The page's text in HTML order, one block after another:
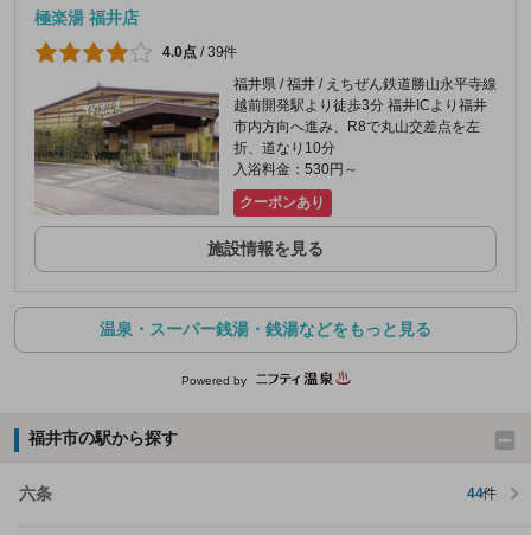
極楽湯 福井店
4.0点 /39件
福井県 / 福井 / えちぜん鉄道勝山永平寺線
越前開発駅より徒歩3分 福井ICより福井
市内方向へ進み、R8で丸山交差点を左
折、道なり10分
入浴料金：530円～
クーポンあり
施設情報を見る
温泉・スーパー銭湯・銭湯などをもっと見る
Powered by
福井市の駅から探す
六条 44件